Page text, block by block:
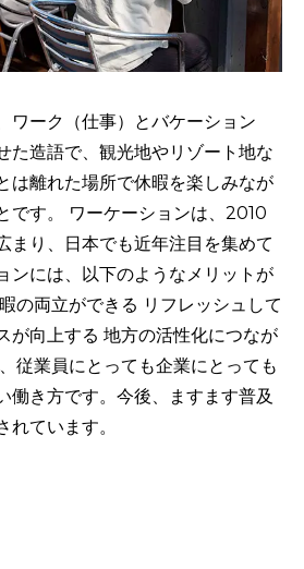
ワーク（仕事）とバケーション
た造語で、観光地やリゾート地な
は離れた場所で休暇を楽しみなが
です。 ワーケーションは、2010
まり、日本でも近年注目を集めて
ンには、以下のようなメリットが
の両立ができる リフレッシュして
が向上する 地方の活性化につなが
従業員にとっても企業にとっても
働き方です。今後、ますます普及
れています。